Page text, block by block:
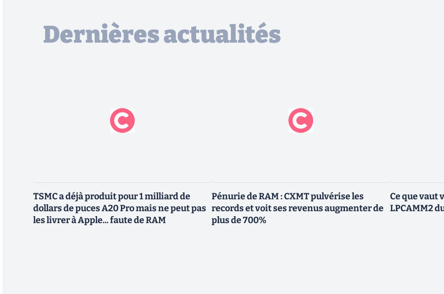
Dernières actualités
TSMC a déjà produit pour 1 milliard de
dollars de puces A20 Pro mais ne peut pas
les livrer à Apple... faute de RAM
Pénurie de RAM : CXMT pulvérise les
records et voit ses revenus augmenter de
plus de 700%
Ce que vaut
LPCAMM2